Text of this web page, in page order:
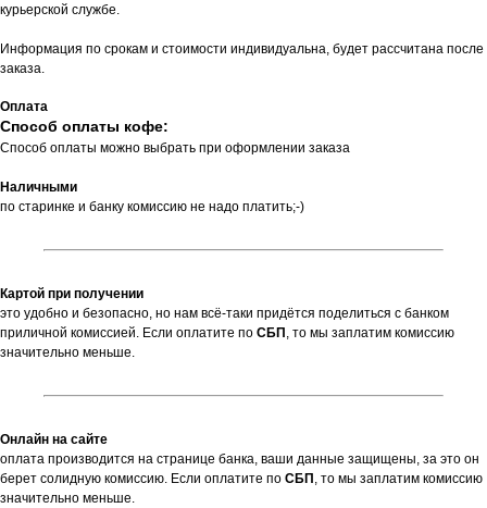
курьерской службе.
Информация по срокам и стоимости индивидуальна, будет рассчитана после
заказа.
Оплата
Способ оплаты кофе:
Способ оплаты можно выбрать при оформлении заказа
Наличными
по старинке и банку комиссию не надо платить;-)
Картой при получении
это удобно и безопасно, но нам всё-таки придётся поделиться с банком
приличной комиссией. Если оплатите по СБП , то мы заплатим комиссию
значительно меньше.
Онлайн на сайте
оплата производится на странице банка, ваши данные защищены, за это он
берет солидную комиссию. Если оплатите по СБП , то мы заплатим комиссию
значительно меньше.